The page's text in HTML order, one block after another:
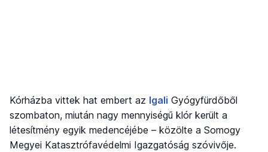
Kórházba vittek hat embert az Igali Gyógyfürdőből
szombaton, miután nagy mennyiségű klór került a
létesítmény egyik medencéjébe – közölte a Somogy
Megyei Katasztrófavédelmi Igazgatóság szóvivője.